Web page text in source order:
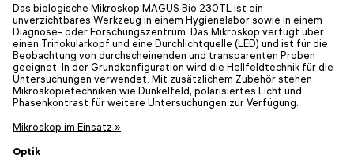
Das biologische Mikroskop MAGUS Bio 230TL ist ein
unverzichtbares Werkzeug in einem Hygienelabor sowie in einem
Diagnose- oder Forschungszentrum. Das Mikroskop verfügt über
einen Trinokularkopf und eine Durchlichtquelle (LED) und ist für die
Beobachtung von durchscheinenden und transparenten Proben
geeignet. In der Grundkonfiguration wird die Hellfeldtechnik für die
Untersuchungen verwendet. Mit zusätzlichem Zubehör stehen
Mikroskopietechniken wie Dunkelfeld, polarisiertes Licht und
Phasenkontrast für weitere Untersuchungen zur Verfügung.
Mikroskop im Einsatz »
Optik